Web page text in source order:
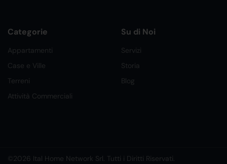
Categorie
Appartamenti
Case e Ville
Terreni
Attività Commerciali
Su di Noi
Servizi
Storia
Blog
©2026 Ital Home Network Srl. Tutti i Diritti Riservati.